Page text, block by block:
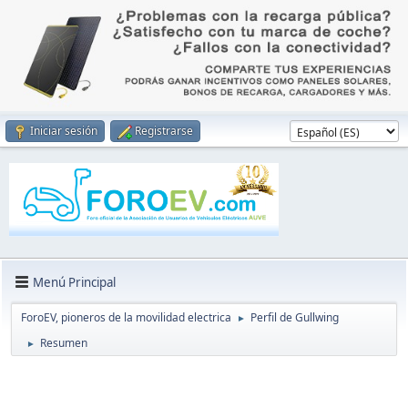
Iniciar sesión Registrarse
Menú Principal
ForoEV, pioneros de la movilidad electrica ► Perfil de Gullwing
► Resumen